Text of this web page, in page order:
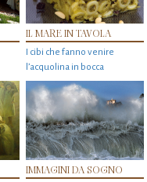
IL MARE IN TAVOLA
I cibi che fanno venire
l’acquolina in bocca
IMMAGINI DA SOGNO